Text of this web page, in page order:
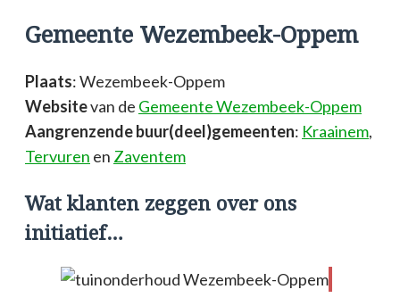
Gemeente Wezembeek-Oppem
Plaats: Wezembeek-Oppem
Websitevan de Gemeente Wezembeek-Oppem
Aangrenzende buur(deel)gemeenten: Kraainem,
Tervuren en Zaventem
Wat klanten zeggen over ons
initiatief…